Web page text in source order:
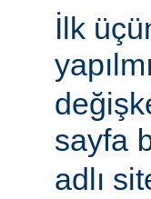
İlk
sayfa
adlı